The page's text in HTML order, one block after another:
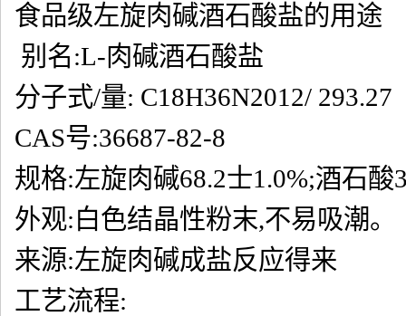
食品级左旋肉碱酒石酸盐的用途
别名:L-肉碱酒石酸盐
分子式/量: C18H36N2012/ 293.27
CAS号:36687-82-8
规格:左旋肉碱68.2士1.0%;酒石酸
外观:白色结晶性粉末,不易吸潮。
来源:左旋肉碱成盐反应得来
工艺流程: